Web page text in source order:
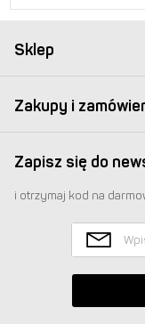
Sklep
Zakupy i
Zapisz się do
i otrzymaj kod na